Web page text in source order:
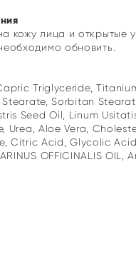
кожу лица и открытые
обновить.
Triglyceride,
Sorbitan
Seed Oil, Linum
Urea, Aloe Vera,
Citric Acid, Glycolic
OFFICINALIS